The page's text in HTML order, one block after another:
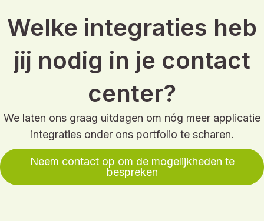
Welke integraties heb
jij nodig in je contact
center?
We laten ons graag uitdagen om nóg meer applicatie
integraties onder ons portfolio te scharen.
Neem contact op om de mogelijkheden te
bespreken